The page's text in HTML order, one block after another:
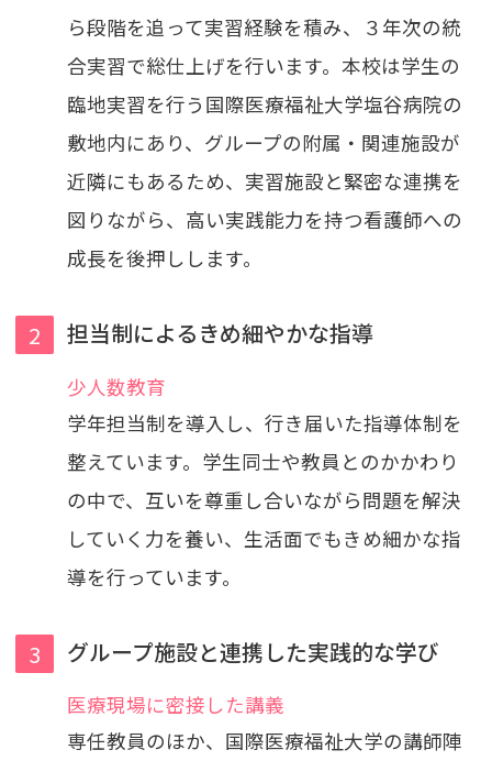
ら段階を追って実習経験を積み、３年次の統
合実習で総仕上げを行います。本校は学生の
臨地実習を行う国際医療福祉大学塩谷病院の
敷地内にあり、グループの附属・関連施設が
近隣にもあるため、実習施設と緊密な連携を
図りながら、高い実践能力を持つ看護師への
成長を後押しします。
担当制によるきめ細やかな指導
少人数教育
学年担当制を導入し、行き届いた指導体制を
整えています。学生同士や教員とのかかわり
の中で、互いを尊重し合いながら問題を解決
していく力を養い、生活面でもきめ細かな指
導を行っています。
グループ施設と連携した実践的な学び
医療現場に密接した講義
専任教員のほか、国際医療福祉大学の講師陣